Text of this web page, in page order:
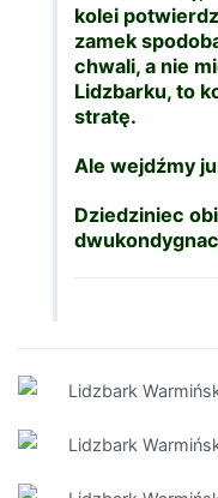
kolei
zamek
chwali, a nie
Lidzbarku, to
stratę.
Ale wejdźmy
Dziedziniec